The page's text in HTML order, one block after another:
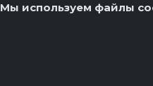
Мы используем файлы